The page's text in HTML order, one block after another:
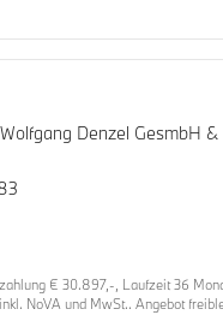
Denzel GesmbH &
€ 30.897,-, Laufzeit 36
NoVA und MwSt.. Angebot